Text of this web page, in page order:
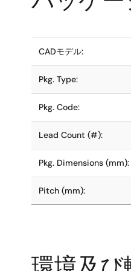
CADモデル:
Pkg. Type:
Pkg. Code:
Lead Count (#):
Pkg. Dimensions (mm):
Pitch (mm):